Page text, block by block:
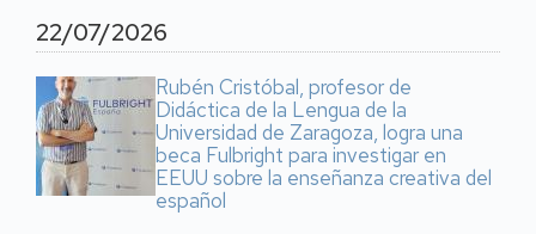
22/07/2026
Rubén Cristóbal, profesor de
Didáctica de la Lengua de la
Universidad de Zaragoza, logra una
beca Fulbright para investigar en
EEUU sobre la enseñanza creativa del
español